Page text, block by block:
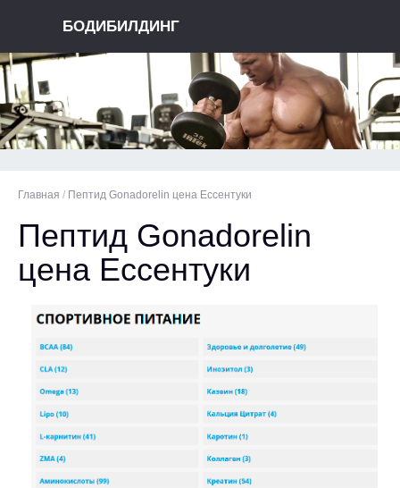
БОДИБИЛДИНГ
Главная / Пептид Gonadorelin цена Ессентуки
Пептид Gonadorelin
цена Ессентуки